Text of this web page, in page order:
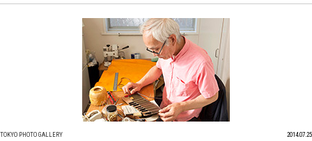
TOKYO PHOTO GALLERY 2014.07.25